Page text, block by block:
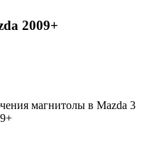
2009+
магнитолы в Mazda 3